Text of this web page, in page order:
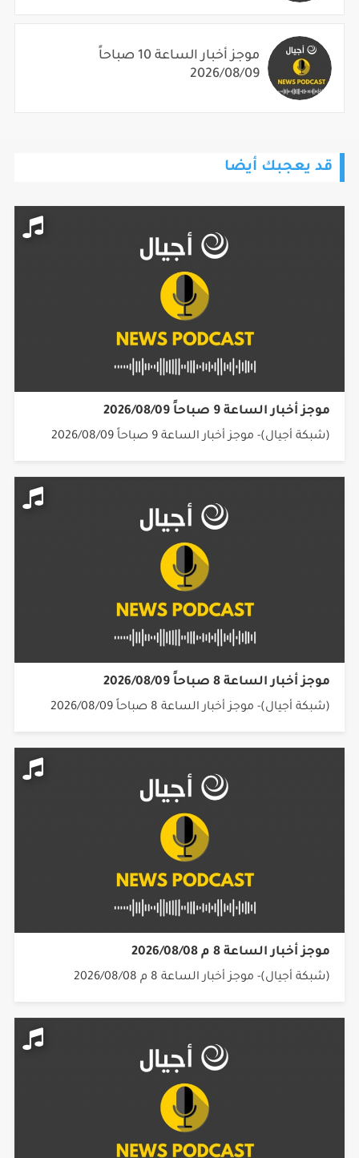
موجز أخبار الساعة 10 صباحاً
2026/08/09
قد يعجبك أيضا
موجز أخبار الساعة 9 صباحاً 2026/08/09
(شبكة أجيال)- موجز أخبار الساعة 9 صباحاً 2026/08/09
موجز أخبار الساعة 8 صباحاً 2026/08/09
(شبكة أجيال)- موجز أخبار الساعة 8 صباحاً 2026/08/09
موجز أخبار الساعة 8 م 2026/08/08
(شبكة أجيال)- موجز أخبار الساعة 8 م 2026/08/08